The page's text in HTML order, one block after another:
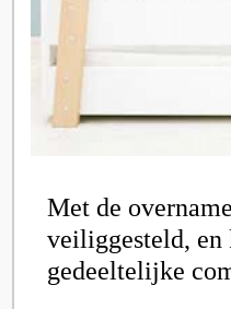
Met de
veiliggesteld, en
gedeeltelijke